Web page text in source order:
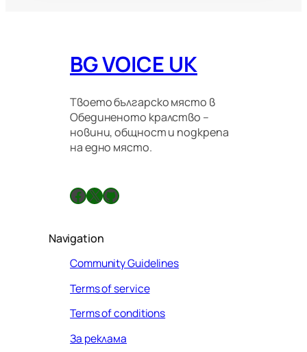
BG VOICE UK
Твоето българско място в
Обединеното кралство –
новини, общност и подкрепа
на едно място.
Facebook X GitHub
Navigation
Community Guidelines
Terms of service
Terms of conditions
За реклама